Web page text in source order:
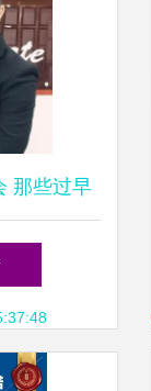
那些过早
后来怎么